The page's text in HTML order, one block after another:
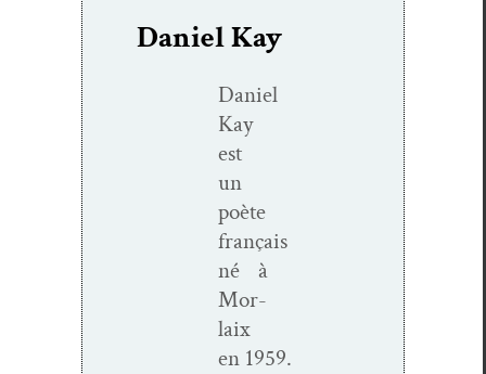
Daniel Kay
Daniel
Kay
est
un
poète
français
né à
Mor­
laix
en 1959.